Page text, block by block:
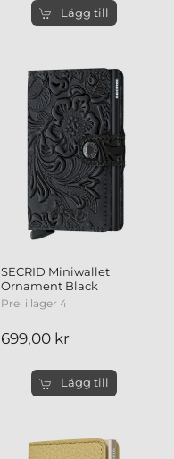
Lägg till
SECRID Miniwallet
Ornament Black
Prel i lager 4
699,00 kr
Lägg till